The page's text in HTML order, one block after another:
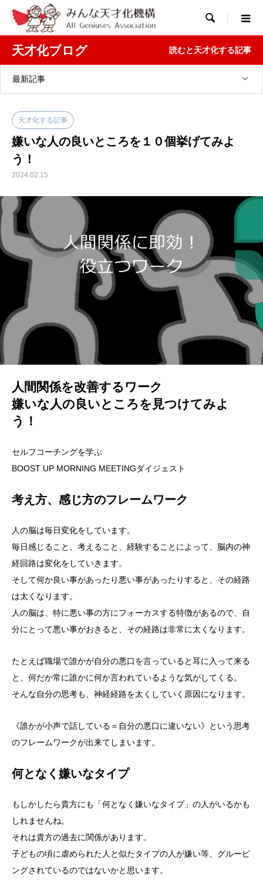

天才化ブログ 読むと天才化する記事
最新記事
天才化する記事
嫌いな人の良いところを１０個挙げてみよ
う！
2024.02.15
人間関係を改善するワーク
嫌いな人の良いところを見つけてみよ
う！
セルフコーチングを学ぶ
BOOST UP MORNING MEETINGダイジェスト
考え方、感じ方のフレームワーク
人の脳は毎日変化をしています。
毎日感じること、考えること、経験することによって、脳内の神
経回路は変化をしていきます。
そして何か良い事があったり悪い事があったりすると、その経路
は太くなります。
人の脳は、特に悪い事の方にフォーカスする特徴があるので、自
分にとって悪い事がおきると、その経路は非常に太くなります。
たとえば職場で誰かが自分の悪口を言っていると耳に入って来る
と、何だか常に誰かに何か言われているような気がしてくる。
そんな自分の思考も、神経経路を太くしていく原因になります。
《誰かが小声で話している＝自分の悪口に違いない》という思考
のフレームワークが出来てしまいます。
何となく嫌いなタイプ
もしかしたら貴方にも「何となく嫌いなタイプ」の人がいるかも
しれませんね。
それは貴方の過去に関係があります。
子どもの頃に虐められた人と似たタイプの人が嫌い等、グルーピ
ングされているのではないかと思います。